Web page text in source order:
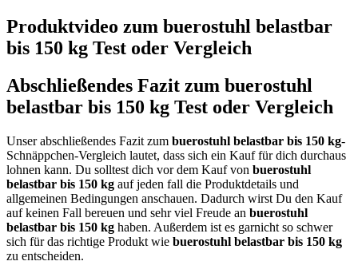
Produktvideo zum buerostuhl belastbar
bis 150 kg Test oder Vergleich
Abschließendes Fazit zum buerostuhl
belastbar bis 150 kg Test oder Vergleich
Unser abschließendes Fazit zum buerostuhl belastbar bis 150 kg-
Schnäppchen-Vergleich lautet, dass sich ein Kauf für dich durchaus
lohnen kann. Du solltest dich vor dem Kauf von buerostuhl
belastbar bis 150 kg auf jeden fall die Produktdetails und
allgemeinen Bedingungen anschauen. Dadurch wirst Du den Kauf
auf keinen Fall bereuen und sehr viel Freude an buerostuhl
belastbar bis 150 kg haben. Außerdem ist es garnicht so schwer
sich für das richtige Produkt wie buerostuhl belastbar bis 150 kg
zu entscheiden.